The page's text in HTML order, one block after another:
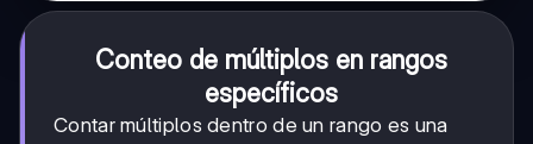
Conteo de múltiplos en rangos
específicos
Contar múltiplos dentro de un rango es una